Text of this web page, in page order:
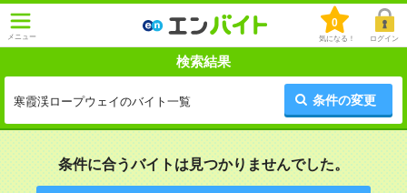
メニュー
0
気になる！ ログイン
検索結果
寒霞渓ロープウェイのバイト一覧 条件の変更
条件に合うバイトは見つかりませんでした。